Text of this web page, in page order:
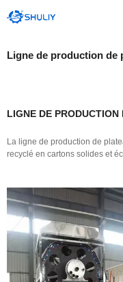
au
Ligne de production
LIGNE DE
La ligne de production de
recyclé en cartons solides et